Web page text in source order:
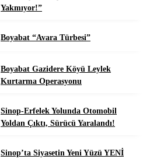
Yakmıyor!”
Boyabat “Avara Türbesi”
Boyabat Gazidere Köyü Leylek
Kurtarma Operasyonu
Sinop-Erfelek Yolunda Otomobil
Yoldan Çıktı, Sürücü Yaralandı!
Sinop’ta Siyasetin Yeni Yüzü YENİ